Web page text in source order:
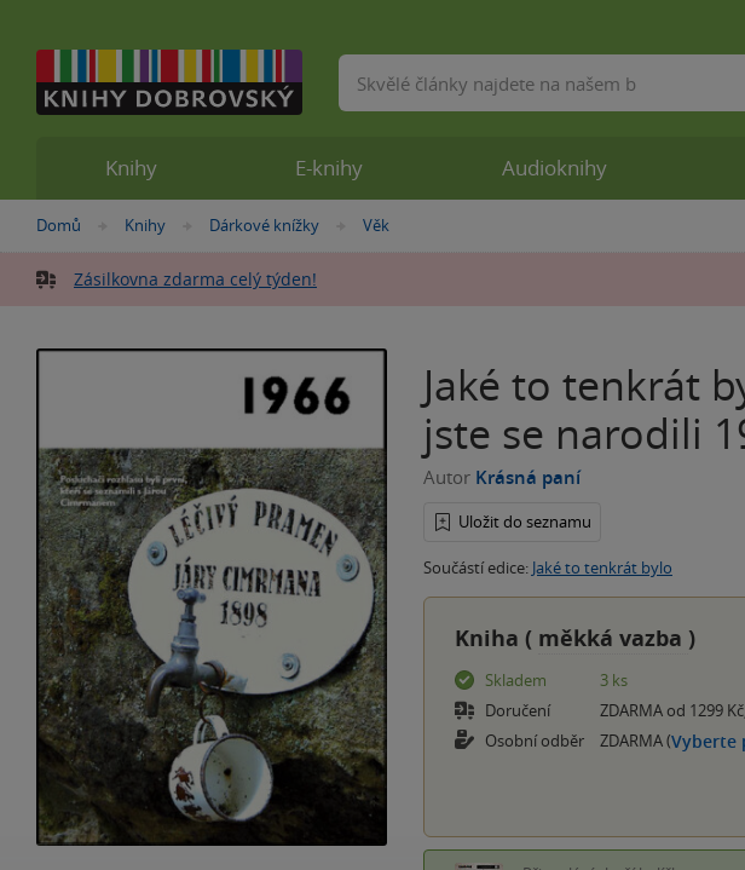
Nacházíte
zde:
Domů »
Knihy »
Dárkové knížky »
Věk
Zásilkovna zdarma celý týden!
Jaké to tenkrát
jste se narodili
Autor Krásná paní
Uložit do seznamu
Součástí edice: Jaké to tenkrát bylo
Kniha ( měkká vazba )
Skladem
3 ks
Doručení
ZDARMA od 1299
Osobní odběr
ZDARMA (Vyberte
Knihy E-knihy Audioknihy
Vyhledávání